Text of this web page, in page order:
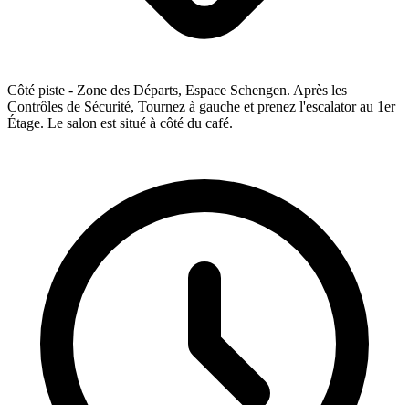
Côté piste - Zone des Départs, Espace Schengen. Après les
Contrôles de Sécurité, Tournez à gauche et prenez l'escalator au 1er
Étage. Le salon est situé à côté du café.